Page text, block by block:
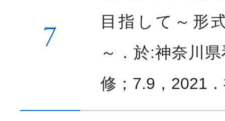
7
目指して～形
～．於:神奈川
修；7.9，2021